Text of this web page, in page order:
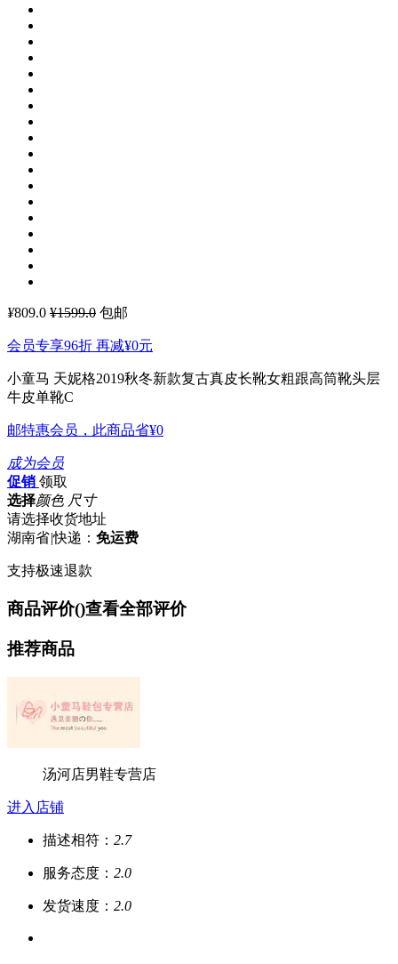
¥809.0 ¥1599.0 包邮
会员专享96折 再减¥0元
小童马 天妮格2019秋冬新款复古真皮长靴女粗跟高筒靴头层
牛皮单靴C
邮特惠会员，此商品省¥0
成为会员
促销 领取
选择颜色 尺寸
请选择收货地址
湖南省|快递： 免运费
支持极速退款
商品评价()查看全部评价
推荐商品
汤河店男鞋专营店
进入店铺
描述相符： 2.7
服务态度： 2.0
发货速度： 2.0